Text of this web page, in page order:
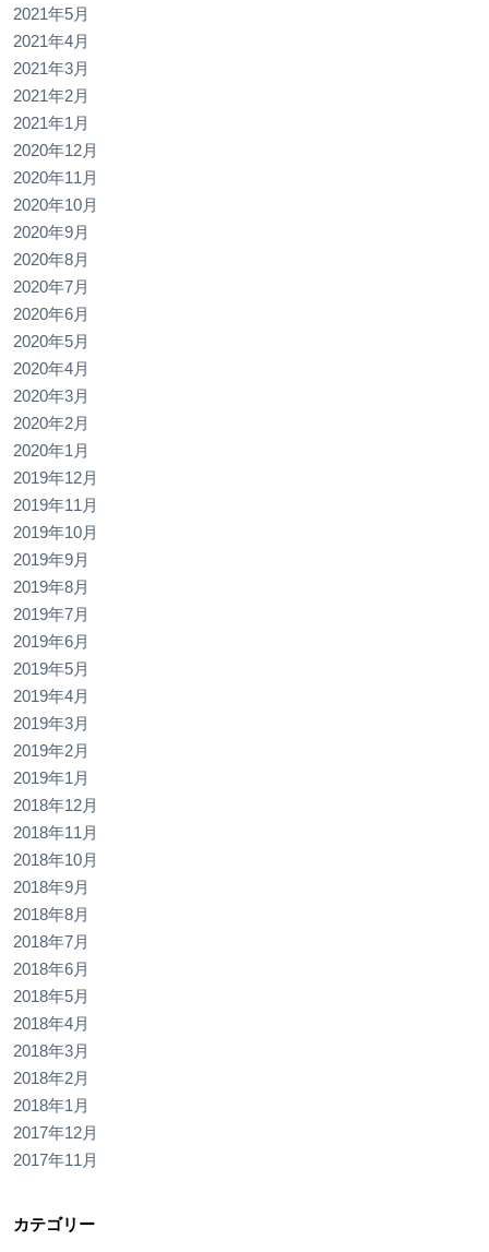
2021年5月
2021年4月
2021年3月
2021年2月
2021年1月
2020年12月
2020年11月
2020年10月
2020年9月
2020年8月
2020年7月
2020年6月
2020年5月
2020年4月
2020年3月
2020年2月
2020年1月
2019年12月
2019年11月
2019年10月
2019年9月
2019年8月
2019年7月
2019年6月
2019年5月
2019年4月
2019年3月
2019年2月
2019年1月
2018年12月
2018年11月
2018年10月
2018年9月
2018年8月
2018年7月
2018年6月
2018年5月
2018年4月
2018年3月
2018年2月
2018年1月
2017年12月
2017年11月
カテゴリー